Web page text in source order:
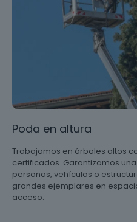
Poda en altura
Trabajamos en árboles altos
certificados. Garantizamos
personas, vehículos o
grandes ejemplares en
acceso.